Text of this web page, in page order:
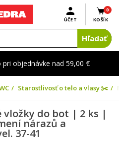
objednávke nad 59,00 €
0
KOŠÍK
ÚČET
Hľadať
Starostlivosť o telo a vlasy ✂️
vložky do bot | 2 ks |
nárazů a
37-41